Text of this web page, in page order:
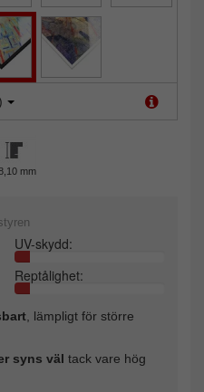
mm
UV-skydd:
Reptålighet:
, lämpligt för större
syns väl tack vare hög